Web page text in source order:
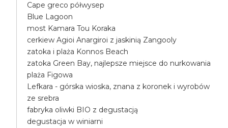
Cape greco półwysep
Blue Lagoon
most Kamara Tou Koraka
cerkiew Agioi Anargiroi z jaskinią Zangooly
zatoka i plaża Konnos Beach
zatoka Green Bay, najlepsze miejsce do nurkowania
plaża Figowa
Lefkara - górska wioska, znana z koronek i wyrobów
ze srebra
fabryka oliwki BIO z degustacją
degustacja w winiarni